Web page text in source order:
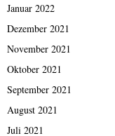
Januar 2022
Dezember 2021
November 2021
Oktober 2021
September 2021
August 2021
Juli 2021